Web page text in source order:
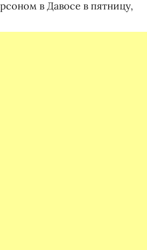
в Давосе в пятницу,